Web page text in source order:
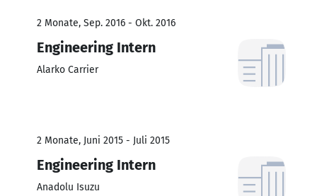
2 Monate, Sep. 2016 - Okt. 2016
Engineering Intern
Alarko Carrier
2 Monate, Juni 2015 - Juli 2015
Engineering Intern
Anadolu Isuzu